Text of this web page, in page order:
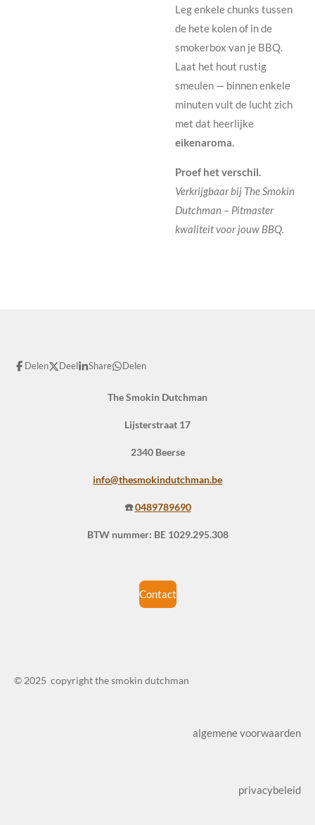
Leg enkele chunks tussen
de hete kolen of in de
smokerbox van je BBQ.
Laat het hout rustig
smeulen — binnen enkele
minuten vult de lucht zich
met dat heerlijke
eikenaroma.
Proef het verschil.
Verkrijgbaar bij The Smokin
Dutchman – Pitmaster
kwaliteit voor jouw BBQ.
Delen Deel Share Delen
The Smokin Dutchman
Lijsterstraat 17
2340 Beerse
info@thesmokindutchman.be
☎️0489789690
BTW nummer: BE 1029.295.308
Contact
© 2025 copyright the smokin dutchman
algemene voorwaarden
privacybeleid